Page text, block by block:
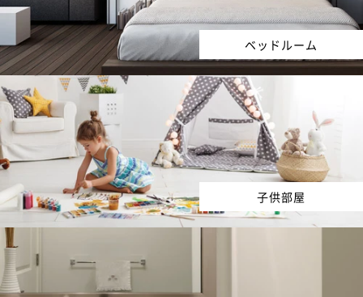
ベッドルーム
子供部屋